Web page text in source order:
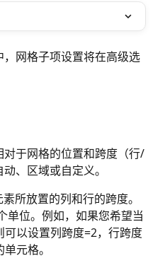
网格子项设置将在高级选
于网格的位置和跨度（行/
、区域或自定义。
所放置的列和行的跨度。
单位。例如，如果您希望当
以设置列跨度=2，行跨度
元格。